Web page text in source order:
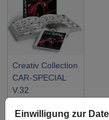
Creativ Collection
CAR-SPECIAL
V.32
Einwilligung zur